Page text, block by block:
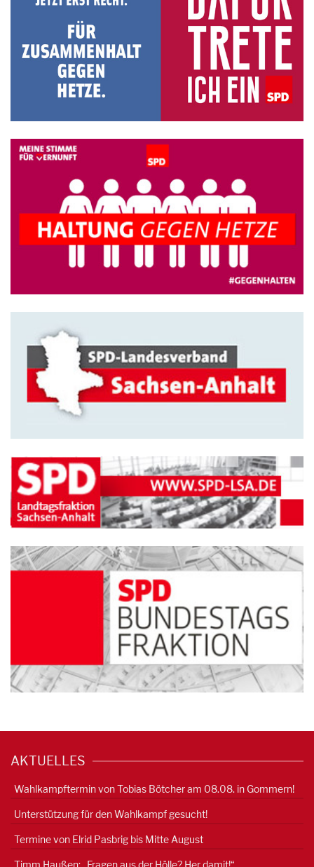
AKTUELLES
Wahlkampftermin von Tobias Bötcher am 08.08. in Gommern!
Unterstützung für den Wahlkampf gesucht!
Termine von Elrid Pasbrig bis Mitte August